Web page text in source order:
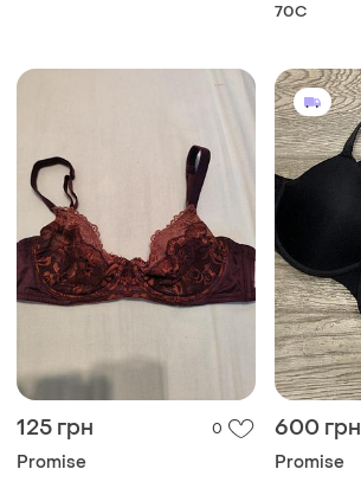
70C
125 грн 0
Promise
600 грн
Promise